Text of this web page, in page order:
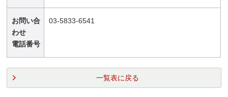
お問い合
わせ
電話番号
03-5833-6541
一覧表に戻る